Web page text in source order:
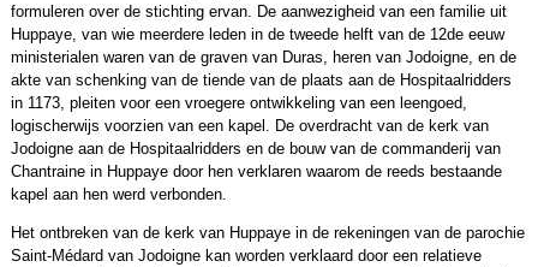
formuleren over de stichting ervan. De aanwezigheid van een familie uit
Huppaye, van wie meerdere leden in de tweede helft van de 12de eeuw
ministerialen waren van de graven van Duras, heren van Jodoigne, en de
akte van schenking van de tiende van de plaats aan de Hospitaalridders
in 1173, pleiten voor een vroegere ontwikkeling van een leengoed,
logischerwijs voorzien van een kapel. De overdracht van de kerk van
Jodoigne aan de Hospitaalridders en de bouw van de commanderij van
Chantraine in Huppaye door hen verklaren waarom de reeds bestaande
kapel aan hen werd verbonden.
Het ontbreken van de kerk van Huppaye in de rekeningen van de parochie
Saint-Médard van Jodoigne kan worden verklaard door een relatieve